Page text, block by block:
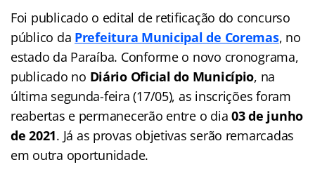
Foi publicado o edital de retificação do concurso
público da Prefeitura Municipal de Coremas, no
estado da Paraíba. Conforme o novo cronograma,
publicado no Diário Oficial do Município, na
última segunda-feira (17/05), as inscrições foram
reabertas e permanecerão entre o dia03 de junho
de 2021. Já as provas objetivas serão remarcadas
em outra oportunidade.